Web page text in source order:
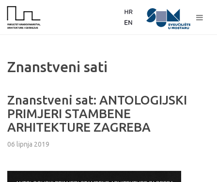
Znanstveni sati
Znanstveni sat: ANTOLOGIJSKI
PRIMJERI STAMBENE
ARHITEKTURE ZAGREBA
06 lipnja 2019